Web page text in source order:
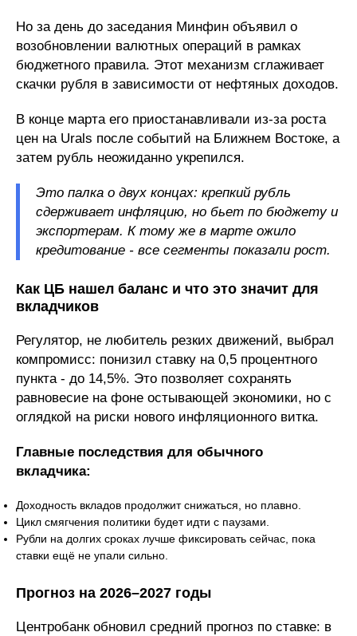
Но за день до заседания Минфин объявил о
возобновлении валютных операций в рамках
бюджетного правила. Этот механизм сглаживает
скачки рубля в зависимости от нефтяных доходов.
В конце марта его приостанавливали из-за роста
цен на Urals после событий на Ближнем Востоке, а
затем рубль неожиданно укрепился.
Это палка о двух концах: крепкий рубль
сдерживает инфляцию, но бьет по бюджету и
экспортерам. К тому же в марте ожило
кредитование - все сегменты показали рост.
Как ЦБ нашел баланс и что это значит для
вкладчиков
Регулятор, не любитель резких движений, выбрал
компромисс: понизил ставку на 0,5 процентного
пункта - до 14,5%. Это позволяет сохранять
равновесие на фоне остывающей экономики, но с
оглядкой на риски нового инфляционного витка.
Главные последствия для обычного
вкладчика:
Доходность вкладов продолжит снижаться, но плавно.
Цикл смягчения политики будет идти с паузами.
Рубли на долгих сроках лучше фиксировать сейчас, пока
ставки ещё не упали сильно.
Прогноз на 2026–2027 годы
Центробанк обновил средний прогноз по ставке: в